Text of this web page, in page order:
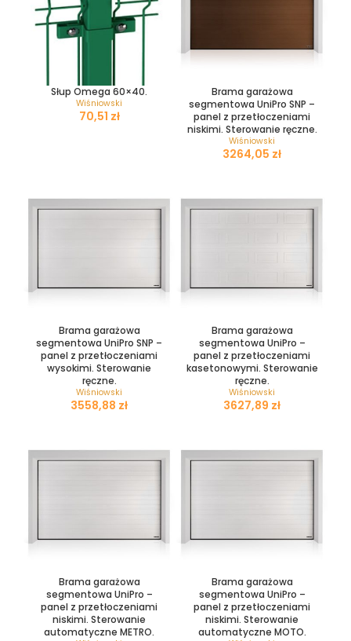
Słup Omega 60×40.
Wiśniowski
zł
Brama garażowa
segmentowa UniPro SNP –
panel z przetłoczeniami
niskimi. Sterowanie ręczne.
Wiśniowski
zł
Brama garażowa
segmentowa UniPro SNP –
panel z przetłoczeniami
wysokimi. Sterowanie
ręczne.
Wiśniowski
zł
Brama garażowa
segmentowa UniPro –
panel z przetłoczeniami
kasetonowymi. Sterowanie
ręczne.
Wiśniowski
zł
Brama garażowa
segmentowa UniPro –
panel z przetłoczeniami
niskimi. Sterowanie
automatyczne METRO.
Brama garażowa
segmentowa UniPro –
panel z przetłoczeniami
niskimi. Sterowanie
automatyczne MOTO.